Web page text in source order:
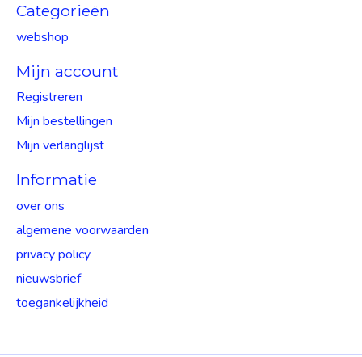
Categorieën
webshop
Mijn account
Registreren
Mijn bestellingen
Mijn verlanglijst
Informatie
over ons
algemene voorwaarden
privacy policy
nieuwsbrief
toegankelijkheid